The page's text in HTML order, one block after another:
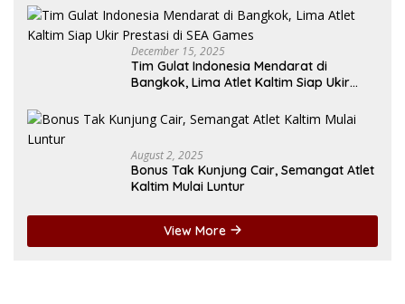
December 15, 2025
Tim Gulat Indonesia Mendarat di
Bangkok, Lima Atlet Kaltim Siap Ukir
August 2, 2025
Bonus Tak Kunjung Cair, Semangat Atlet
Kaltim Mulai Luntur
View More